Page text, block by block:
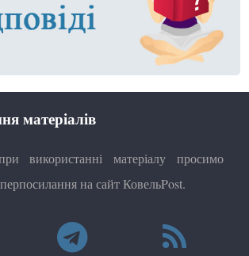
матеріалів
використанні матеріалу просимо
на сайт КовельPost.